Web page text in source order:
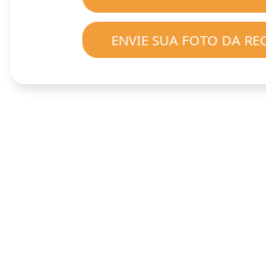
ENVIE SUA FOTO DA